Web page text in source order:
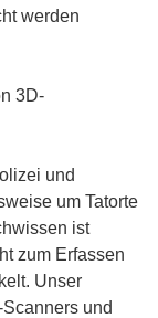
werden
3D-
und
um Tatorte
ist
zum Erfassen
Unser
und